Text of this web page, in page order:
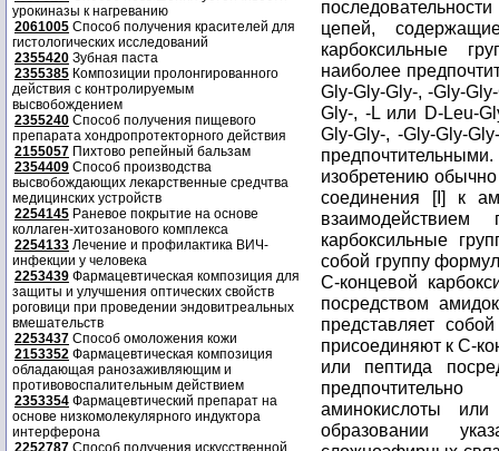
урокиназы к нагреванию
2061005 Способ получения красителей для
гистологических исследований
2355420 Зубная паста
2355385 Композиции пролонгированного
действия с контролируемым
высвобождением
2355240 Способ получения пищевого
препарата хондропротекторного действия
2155057 Пихтово репейный бальзам
2354409 Способ производства
высвобождающих лекарственные средчтва
медицинских устройств
2254145 Раневое покрытие на основе
коллаген-хитозанового комплекса
2254133 Лечение и профилактика ВИЧ-
инфекции у человека
2253439 Фармацевтическая композиция для
защиты и улучшения оптических свойств
роговици при проведении эндовитреальных
вмешательств
2253437 Способ омоложения кожи
2153352 Фармацевтическая композиция
обладающая ранозаживляющим и
противовоспалительным действием
2353354 Фармацевтический препарат на
основе низкомолекулярного индуктора
интерферона
2252787 Способ получения искусственной
цепей,
карбоксильные
наиболее
Gly-Gly-Gly-, -Gly-
Gly-, -L или D-Leu-
Gly-Gly-, -Gly-Gly-
изобретению
соединения [I] к
карбоксильные
собой группу
C-концевой
посредством
представляет
присоединяют к C-
или пептида
аминокислоты
образовании